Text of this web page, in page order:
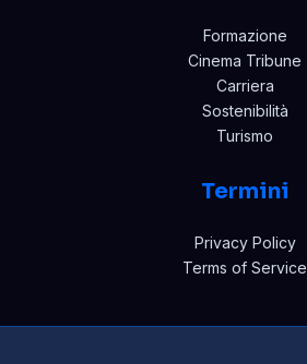
Formazione
Cinema Tribune
Carriera
Sostenibilità
Turismo
Termini
Privacy Policy
Terms of Service